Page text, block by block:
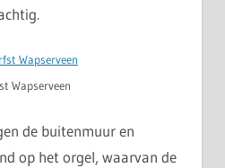
Wapserveen
de buitenmuur en
op het orgel, waarvan de